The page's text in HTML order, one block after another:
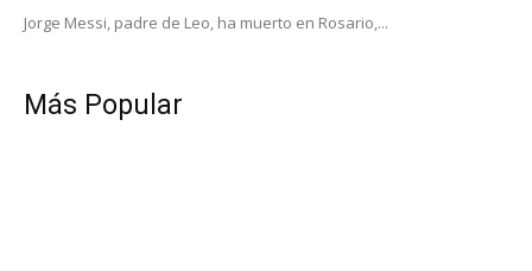
Jorge Messi, padre de Leo, ha muerto en Rosario,...
Más Popular